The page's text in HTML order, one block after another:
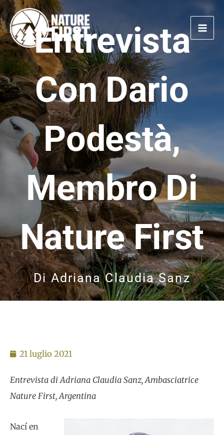
Vai
al
contenutoEntrevista
Con Dario
Podestà,
Membro Di
Nature First
DiAdriana Claudia Sanz
21 luglio 2021
Entrevista di Adriana Claudia Sanz, Ambasciatrice
Nature First, Argentina
Nací en